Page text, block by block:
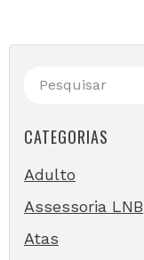
CATEGORIAS
Adulto
Assessoria LNB
Atas